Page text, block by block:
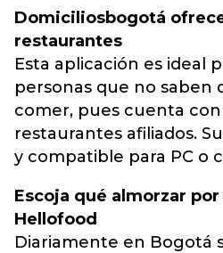
Domiciliosbogotá
restaurantes
Esta aplicación es ideal
personas que no saben
comer, pues cuenta
restaurantes afiliados.
y compatible para PC o
Escoja qué almorzar
Hellofood
Diariamente en Bogotá